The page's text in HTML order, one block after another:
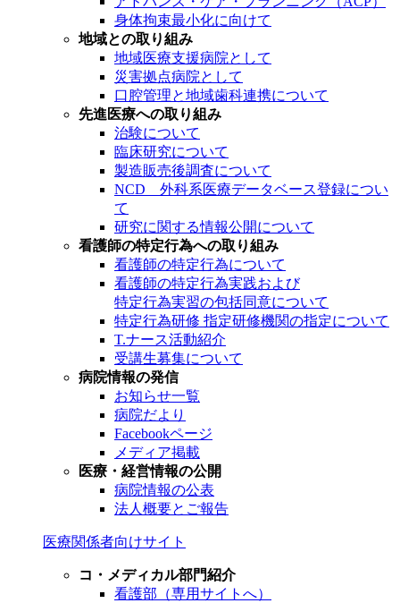
身体拘束最小化に向けて
地域との取り組み
地域医療支援病院として
災害拠点病院として
口腔管理と地域歯科連携について
先進医療への取り組み
治験について
臨床研究について
製造販売後調査について
NCD 外科系医療データベース登録につい
て
研究に関する情報公開について
看護師の特定行為への取り組み
看護師の特定行為について
看護師の特定行為実践および
特定行為実習の包括同意について
特定行為研修 指定研修機関の指定について
T.ナース活動紹介
受講生募集について
病院情報の発信
お知らせ一覧
病院だより
Facebookページ
メディア掲載
医療・経営情報の公開
病院情報の公表
法人概要とご報告
医療関係者向けサイト
コ・メディカル部門紹介
看護部（専用サイトへ）